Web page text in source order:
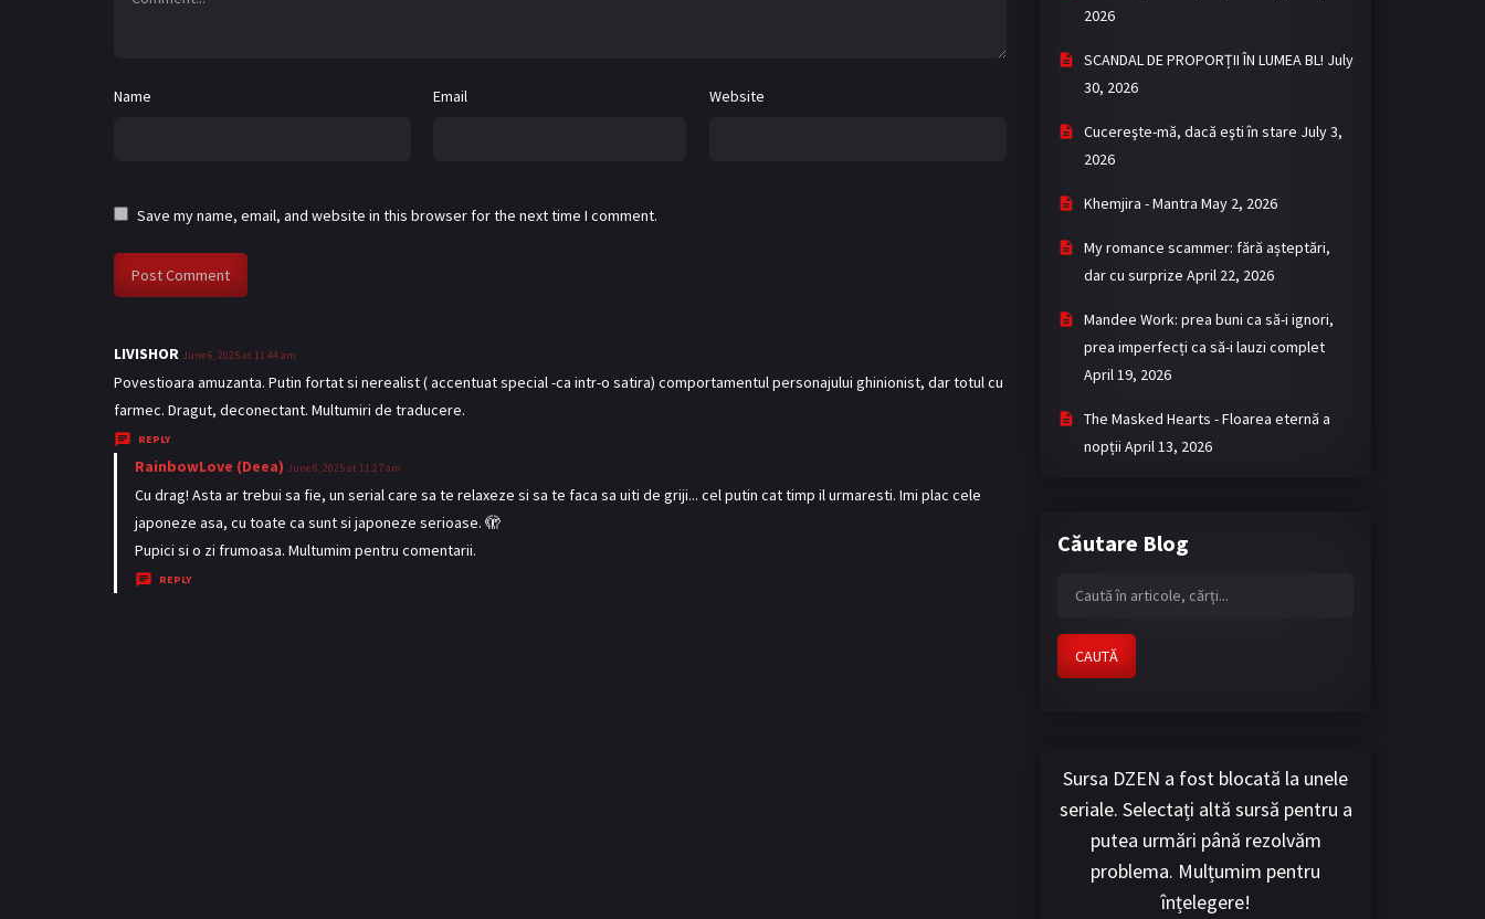
Name Email Website
Save my name, email, and website in this browser for the next time I comment.
LIVISHORs
a
y
:
June 6, 2025 at 11:44 am
Povestioara amuzanta. Putin fortat si nerealist ( accentuat special -ca intr-o satira) comportamentul personajului ghinionist, dar totul cu
farmec. Dragut, deconectant. Multumiri de traducere.
REPLY
RainbowLove (Deea) s
a
y
s
June 8, 2025 at 11:27 am
Cu drag! Asta ar trebui sa fie, un serial care sa te relaxeze si sa te faca sa uiti de griji... cel putin cat timp il urmaresti. Imi plac cele
japoneze asa, cu toate ca sunt si japoneze serioase. 🫣
Pupici si o zi frumoasa. Multumim pentru comentarii.
REPLY
2026
SCANDAL DE PROPORȚII ÎN LUMEA BL! July
30, 2026
Cucereşte-mă, dacă eşti în stare July 3,
2026
Khemjira - Mantra May 2, 2026
My romance scammer: fără așteptări,
dar cu surprize April 22, 2026
Mandee Work: prea buni ca să-i ignori,
prea imperfecți ca să-i lauzi complet
April 19, 2026
The Masked Hearts - Floarea eternă a
nopții April 13, 2026
Căutare Blog
CAUTĂ
Sursa DZEN a fost blocată la unele
seriale. Selectați altă sursă pentru a
putea urmări până rezolvăm
problema. Mulțumim pentru
înțelegere!